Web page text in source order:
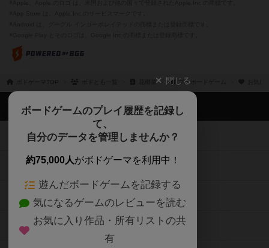
花椰菜 マイボードゲーム
閉じる
ボードゲームのプレイ履歴を記録し
て、
自分のデータを管理しませんか？
約75,000人がボドゲーマを利用中！
遊んだボードゲームを記録する
気になるゲームのレビューを読む
お気に入り作品・所有リストの共
有
ボドゲーマTOP
ボードゲームを検索する
ボードゲームの新着レビュー
ボードゲーム会情報
メカニクス特集